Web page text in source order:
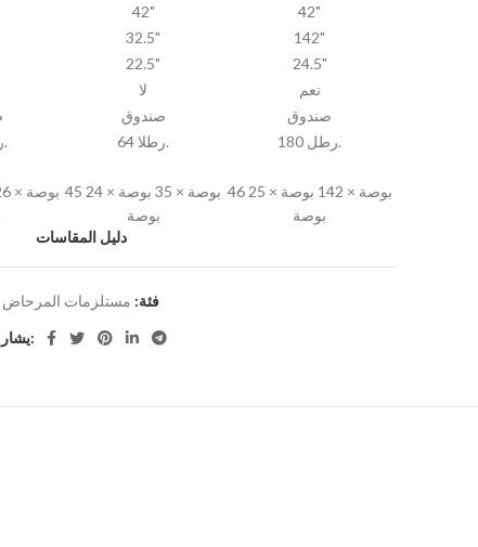
42"
42"
32.5"
142"
22.5"
24.5"
لا
نعم
صندوق
صندوق
55 رطلا. 64 رطلا. 180 رطل.
45 بوصة × 35 بوصة × 24
بوصة
46 بوصة × 142 بوصة × 25
بوصة
دليل المقاسات
فئة: مستلزمات المرحاض
يشارك: